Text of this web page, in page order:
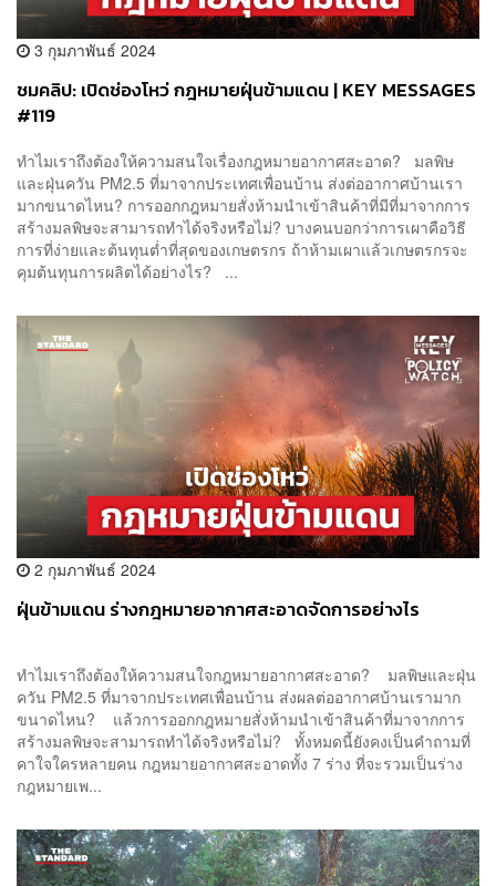
3 กุมภาพันธ์ 2024
ชมคลิป: เปิดช่องโหว่ กฎหมายฝุ่นข้ามแดน | KEY MESSAGES
#119
ทำไมเราถึงต้องให้ความสนใจเรื่องกฎหมายอากาศสะอาด? มลพิษ
และฝุ่นควัน PM2.5 ที่มาจากประเทศเพื่อนบ้าน ส่งต่ออากาศบ้านเรา
มากขนาดไหน? การออกกฎหมายสั่งห้ามนำเข้าสินค้าที่มีที่มาจากการ
สร้างมลพิษจะสามารถทำได้จริงหรือไม่? บางคนบอกว่าการเผาคือวิธี
การที่ง่ายและต้นทุนต่ำที่สุดของเกษตรกร ถ้าห้ามเผาแล้วเกษตรกรจะ
คุมต้นทุนการผลิตได้อย่างไร? ...
2 กุมภาพันธ์ 2024
ฝุ่นข้ามแดน ร่างกฎหมายอากาศสะอาดจัดการอย่างไร
ทำไมเราถึงต้องให้ความสนใจกฎหมายอากาศสะอาด? มลพิษและฝุ่น
ควัน PM2.5 ที่มาจากประเทศเพื่อนบ้าน ส่งผลต่ออากาศบ้านเรามาก
ขนาดไหน? แล้วการออกกฎหมายสั่งห้ามนำเข้าสินค้าที่มาจากการ
สร้างมลพิษจะสามารถทำได้จริงหรือไม่? ทั้งหมดนี้ยังคงเป็นคำถามที่
คาใจใครหลายคน กฎหมายอากาศสะอาดทั้ง 7 ร่าง ที่จะรวมเป็นร่าง
กฎหมายเพ...